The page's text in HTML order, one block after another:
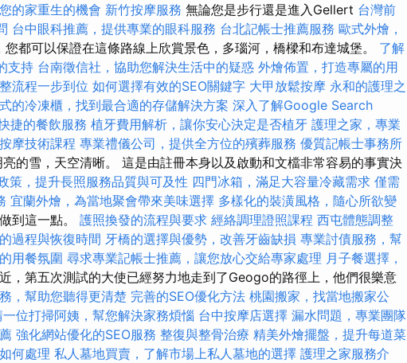
的家重生的機會 新竹按摩服務 無論您是步行還是進入Gellert 台灣前
台中眼科推薦，提供專業的眼科服務 台北記帳士推薦服務 歐式外燴，
您都可以保證在這條路線上欣賞景色，多瑙河，橋樑和布達城堡。 了解
支持 台南徵信社，協助您解決生活中的疑惑 外燴佈置，打造專屬的用
流程一步到位 如何選擇有效的SEO關鍵字 大甲放鬆按摩 永和的護理之
的冷凍櫃，找到最合適的存儲解決方案 深入了解Google Search
捷的餐飲服務 植牙費用解析，讓你安心決定是否植牙 護理之家，專業
摩技術課程 專業禮儀公司，提供全方位的殯葬服務 優質記帳士事務所
的雪，天空清晰。 這是由註冊本身以及啟動和文檔非常容易的事實決
策，提升長照服務品質與可及性 四門冰箱，滿足大容量冷藏需求 僅需
宜蘭外燴，為當地聚會帶來美味選擇 多樣化的裝潢風格，隨心所欲變
到這一點。 護照換發的流程與要求 經絡調理證照課程 西屯體態調整
過程與恢復時間 牙橋的選擇與優勢，改善牙齒缺損 專業討債服務，幫
用餐氛圍 尋求專業記帳士推薦，讓您放心交給專家處理 月子餐選擇，
，第五次測試的大使已經努力地走到了Geogo的路徑上，他們很樂意
，幫助您聽得更清楚 完善的SEO優化方法 桃園搬家，找當地搬家公
一位打掃阿姨，幫您解決家務煩惱 台中按摩店選擇 漏水問題，專業團隊
強化網站優化的SEO服務 整復與整骨治療 精美外燴擺盤，提升每道菜
何處理 私人墓地買賣，了解市場上私人墓地的選擇 護理之家服務介